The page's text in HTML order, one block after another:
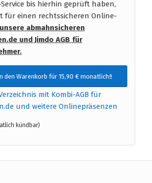
Service bis hierhin geprüft haben,
für einen rechtssicheren Online-
unsere abmahnsicheren
und Jimdo AGB für
den Warenkorb für 15,90 € monatlichª
mit Kombi-AGB für
und weitere Onlinepräsenzen
kündbar)